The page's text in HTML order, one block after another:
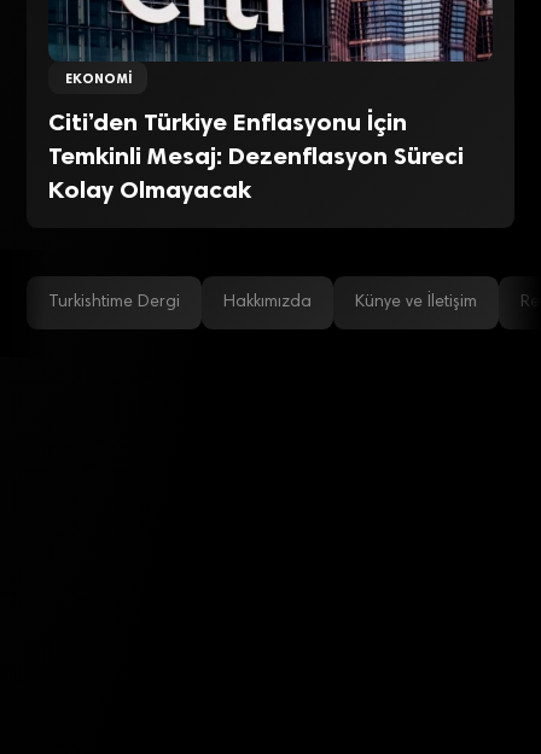
EKONOMI
Citi’den Türkiye Enflasyonu İçin
Temkinli Mesaj: Dezenflasyon Süreci
Kolay Olmayacak
Turkishtime Dergi Hakkımızda Künye ve İletişim